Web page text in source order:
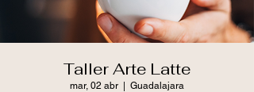
Taller Arte Latte
mar, 02 abr Guadalajara